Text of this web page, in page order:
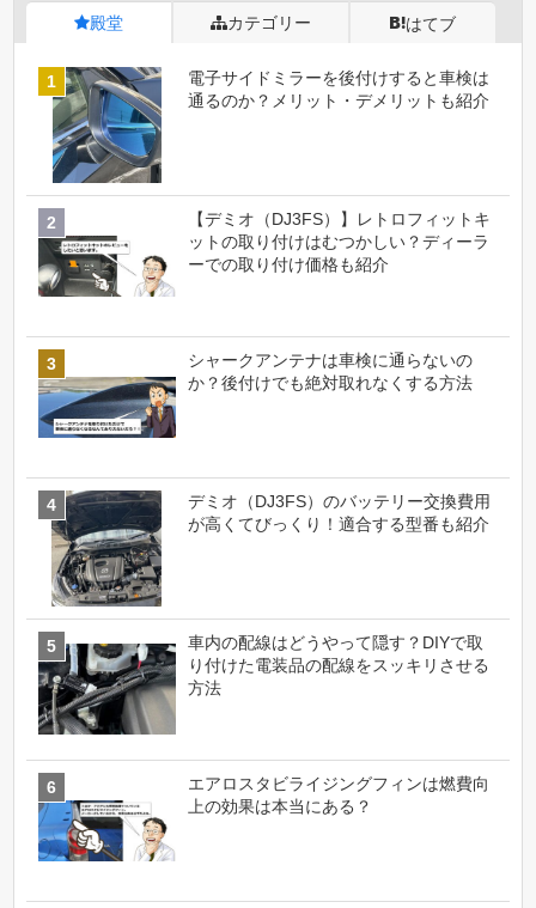
殿堂 カテゴリー はてブ
電子サイドミラーを後付けすると車検は
通るのか？メリット・デメリットも紹介
【デミオ（DJ3FS）】レトロフィットキ
ットの取り付けはむつかしい？ディーラ
ーでの取り付け価格も紹介
シャークアンテナは車検に通らないの
か？後付けでも絶対取れなくする方法
デミオ（DJ3FS）のバッテリー交換費用
が高くてびっくり！適合する型番も紹介
車内の配線はどうやって隠す？DIYで取
り付けた電装品の配線をスッキリさせる
方法
エアロスタビライジングフィンは燃費向
上の効果は本当にある？